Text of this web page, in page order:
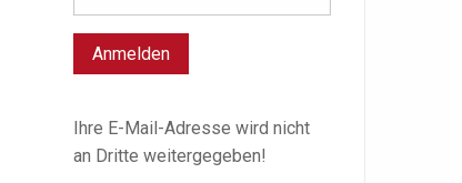
Ihre E-Mail-Adresse wird nicht
an Dritte weitergegeben!